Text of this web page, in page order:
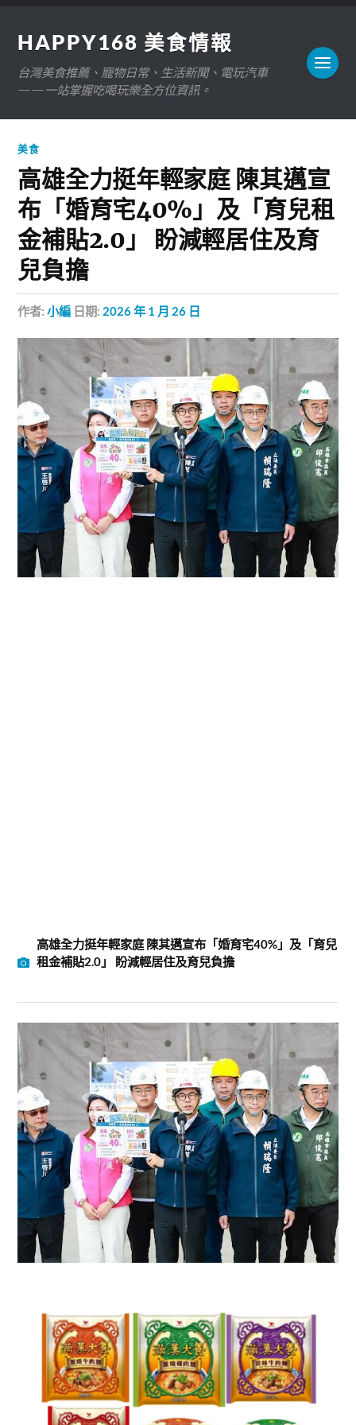
HAPPY168 美食情報
台灣美食推薦、寵物日常、生活新聞、電玩汽車
——一站掌握吃喝玩樂全方位資訊。
美食
高雄全力挺年輕家庭 陳其邁宣
布「婚育宅40%」及「育兒租
金補貼2.0」 盼減輕居住及育
兒負擔
作者:小編 日期: 2026 年 1 月 26 日
高雄全力挺年輕家庭 陳其邁宣布「婚育宅40%」及「育兒
租金補貼2.0」 盼減輕居住及育兒負擔